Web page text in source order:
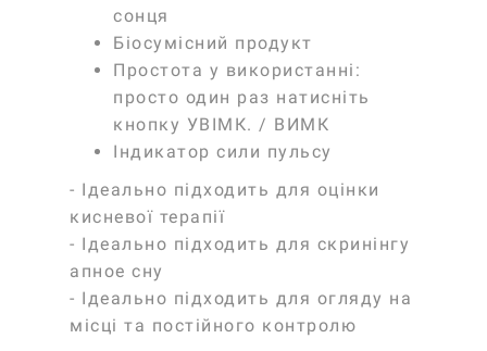
сонця
Біосумісний продукт
Простота у використанні:
просто один раз натисніть
кнопку УВІМК. / ВИМК
Індикатор сили пульсу
- Ідеально підходить для оцінки
кисневої терапії
- Ідеально підходить для скринінгу
апное сну
- Ідеально підходить для огляду на
місці та постійного контролю